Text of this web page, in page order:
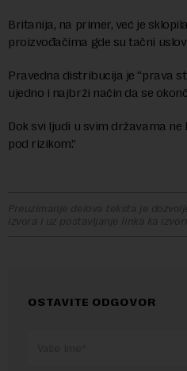
Britanija, na primer, već je
proizvođačima gde su tačni
Pravedna distribucija je “prava
ujedno i najbrži način da se
Dok svi ljudi u svim državama
pod rizikom.”
Preuzimanje delova teksta je
izvora i uz postavljanje linka ka
OSTAVITE ODGOVOR